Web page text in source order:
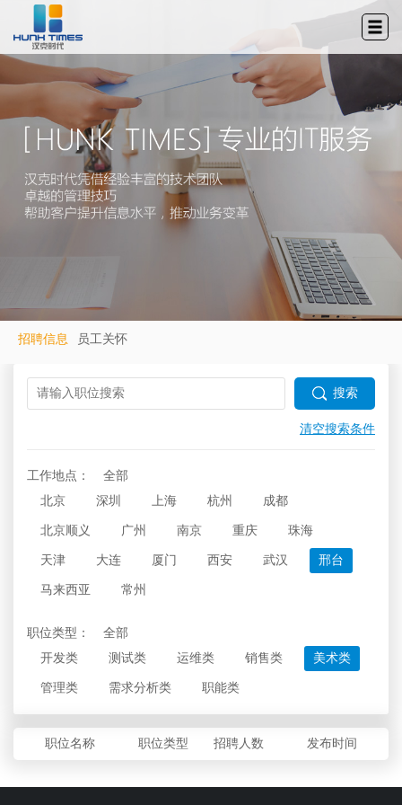
招聘信息 员工关怀
清空搜索条件
工作地点：
全部
北京
深圳 上海 杭州 成都
北京顺义 广州 南京 重庆 珠海
天津 大连 厦门 西安 武汉 邢台
马来西亚 常州
职位类型：
全部
开发类
测试类 运维类 销售类 美术类
管理类 需求分析类 职能类
职位名称 职位类型 招聘人数 发布时间